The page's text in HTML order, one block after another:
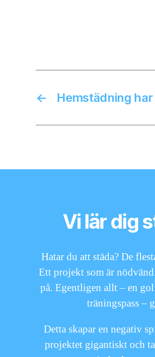
← Hemstädning
Vi lär dig
Hatar du att städa? De
Ett projekt som är
på. Egentligen allt – en
träningspass –
Detta skapar en negativ
projektet gigantiskt och